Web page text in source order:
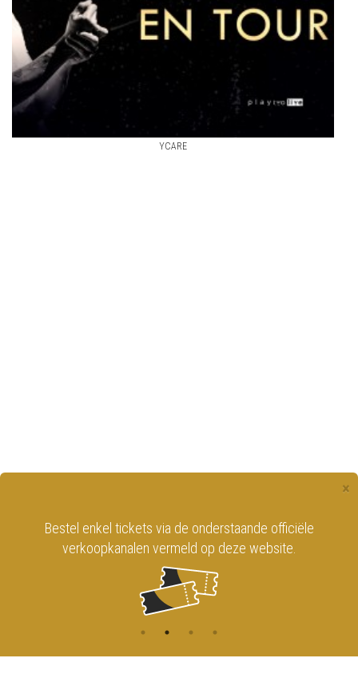
YCARE
×
Bestel enkel tickets via de onderstaande officiële
verkoopkanalen vermeld op deze website.